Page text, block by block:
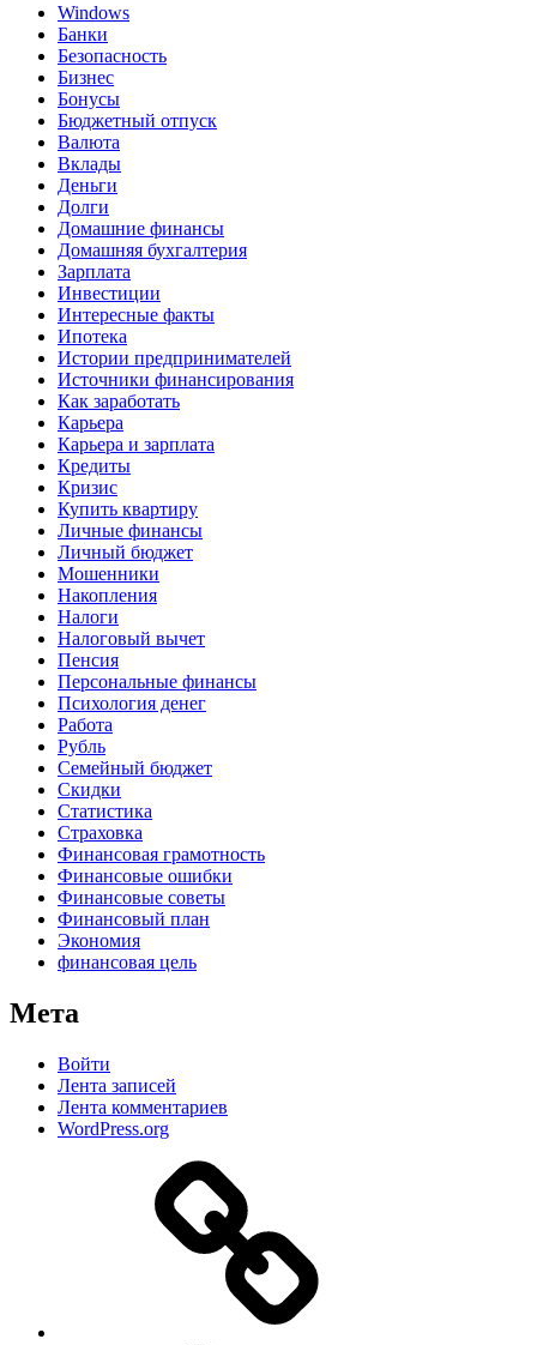
Windows
Банки
Безопасность
Бизнес
Бонусы
Бюджетный отпуск
Валюта
Вклады
Деньги
Долги
Домашние финансы
Домашняя бухгалтерия
Зарплата
Инвестиции
Интересные факты
Ипотека
Истории предпринимателей
Источники финансирования
Как заработать
Карьера
Карьера и зарплата
Кредиты
Кризис
Купить квартиру
Личные финансы
Личный бюджет
Мошенники
Накопления
Налоги
Налоговый вычет
Пенсия
Персональные финансы
Психология денег
Работа
Рубль
Семейный бюджет
Скидки
Статистика
Страховка
Финансовая грамотность
Финансовые ошибки
Финансовые советы
Финансовый план
Экономия
финансовая цель
Мета
Войти
Лента записей
Лента комментариев
WordPress.org